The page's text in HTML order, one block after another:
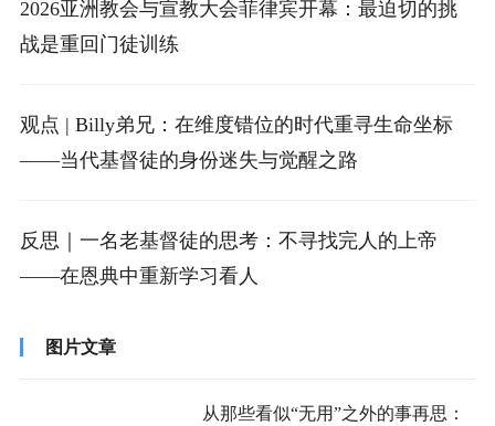
2026亚洲教会与宣教大会菲律宾开幕：最迫切的挑
战是重回门徒训练
观点 | Billy弟兄：在维度错位的时代重寻生命坐标
——当代基督徒的身份迷失与觉醒之路
反思｜一名老基督徒的思考：不寻找完人的上帝
——在恩典中重新学习看人
图片文章
从那些看似“无用”之外的事再思：